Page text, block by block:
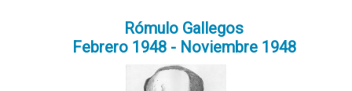
Rómulo Gallegos
Febrero 1948 - Noviembre 1948